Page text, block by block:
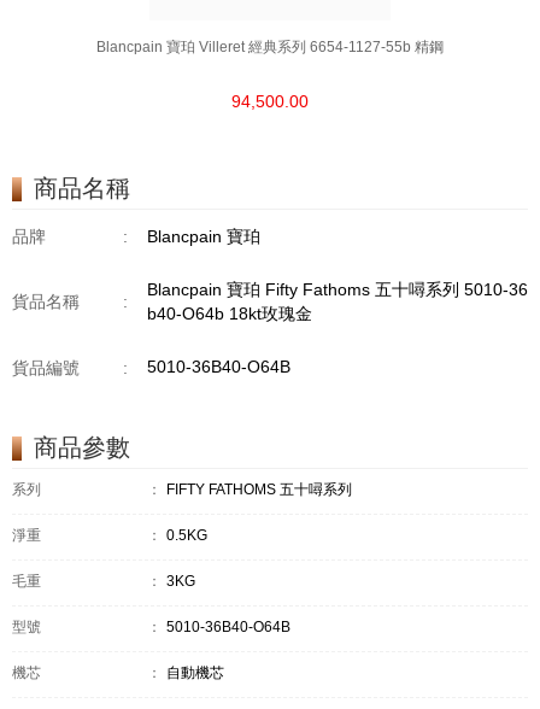
Blancpain 寶珀 Villeret 經典系列 6654-1127-55b 精鋼
94,500.00
商品名稱
品牌 : Blancpain 寶珀
貨品名稱 :
Blancpain 寶珀 Fifty Fathoms 五十噚系列 5010-36
b40-O64b 18kt玫瑰金
貨品編號 : 5010-36B40-O64B
商品參數
系列 ： FIFTY FATHOMS 五十噚系列
淨重 ： 0.5KG
毛重 ： 3KG
型號 ： 5010-36B40-O64B
機芯 ： 自動機芯